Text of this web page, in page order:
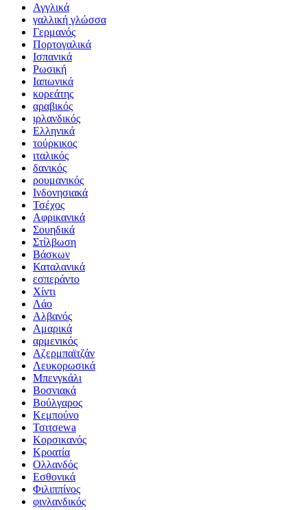
Αγγλικά
γαλλική γλώσσα
Γερμανός
Πορτογαλικά
Ισπανικά
Ρωσική
Ιαπωνικά
κορεάτης
αραβικός
ιρλανδικός
Ελληνικά
τούρκικος
ιταλικός
δανικός
ρουμανικός
Ινδονησιακά
Τσέχος
Αφρικανικά
Σουηδικά
Στίλβωση
Βάσκων
Καταλανικά
εσπεράντο
Χίντι
Λάο
Αλβανός
Αμαρικά
αρμενικός
Αζερμπαϊτζάν
Λευκορωσικά
Μπενγκάλι
Βοσνιακά
Βούλγαρος
Κεμπούνο
Τσιτσewa
Κορσικανός
Κροατία
Ολλανδός
Εσθονικά
Φιλιππίνος
φινλανδικός